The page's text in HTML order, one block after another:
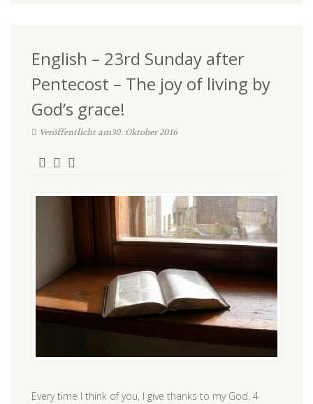
English – 23rd Sunday after
Pentecost – The joy of living by
God’s grace!
Veröffentlicht am30. Oktober 2016
Every time I think of you, I give thanks to my God. 4